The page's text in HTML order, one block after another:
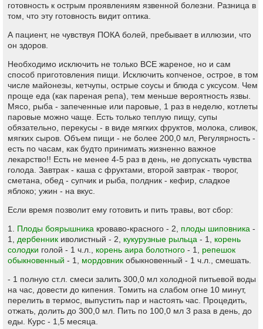
готовность к острым проявлениям язвенной болезни. Разница в
том, что эту готовность видит оптика.
А пациент, не чувствуя ПОКА болей, пребывает в иллюзии, что
он здоров.
Необходимо исключить не только ВСЕ жареное, но и сам
способ приготовления пищи. Исключить копченое, острое, в том
числе майонезы, кетчупы, острые соусы и блюда с уксусом. Чем
проще еда (как пареная репа), тем меньше вероятность язвы.
Мясо, рыба - запеченные или паровые, 1 раз в неделю, котлеты
паровые можно чаще. Есть только теплую пищу, супы
обязательно, перекусы - в виде мягких фруктов, молока, сливок,
мягких сыров. Объем пищи - не более 200,0 мл, Регулярность -
есть по часам, как будто принимать жизненно важное
лекарство!! Есть не менее 4-5 раз в день, не допускать чувства
голода. Завтрак - каша с фруктами, второй завтрак - творог,
сметана, обед - супчик и рыба, полдник - кефир, сладкое
яблоко; ужин - на вкус.
Если время позволит ему готовить и пить травы, вот сбор:
1. Плоды боярышника кроваво-красного - 2, плоды шиповника -
1, дербенник иволистный - 2, кукурузные рыльца - 1, корень
солодки голой - 1 ч.л., корень аира болотного - 1, репешок
обыкновенный - 1, мордовник обыкновенный - 1 ч.л., смешать.
- 1 полную ст.л. смеси залить 300,0 мл холодной питьевой воды
на час, довести до кипения. Томить на слабом огне 10 минут,
перелить в термос, выпустить пар и настоять час. Процедить,
отжать, долить до 300,0 мл. Пить по 100,0 мл 3 раза в день, до
еды. Курс - 1,5 месяца.